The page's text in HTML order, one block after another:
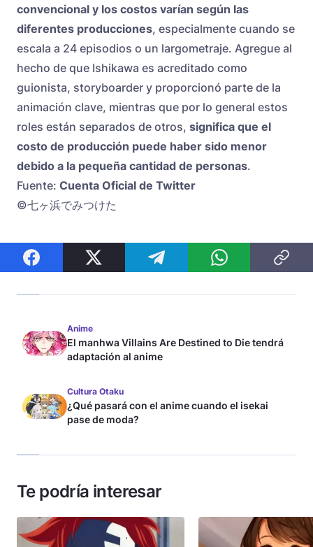
convencional y los costos varían según las
diferentes producciones, especialmente cuando se
escala a 24 episodios o un largometraje. Agregue al
hecho de que Ishikawa es acreditado como
guionista, storyboarder y proporcionó parte de la
animación clave, mientras que por lo general estos
roles están separados de otros, significa que el
costo de producción puede haber sido menor
debido a la pequeña cantidad de personas.
Fuente: Cuenta Oficial de Twitter
©七ヶ浜でみつけた
Anime
El manhwa Villains Are Destined to Die tendrá
adaptación al anime
Cultura Otaku
¿Qué pasará con el anime cuando el isekai
pase de moda?
Te podría interesar